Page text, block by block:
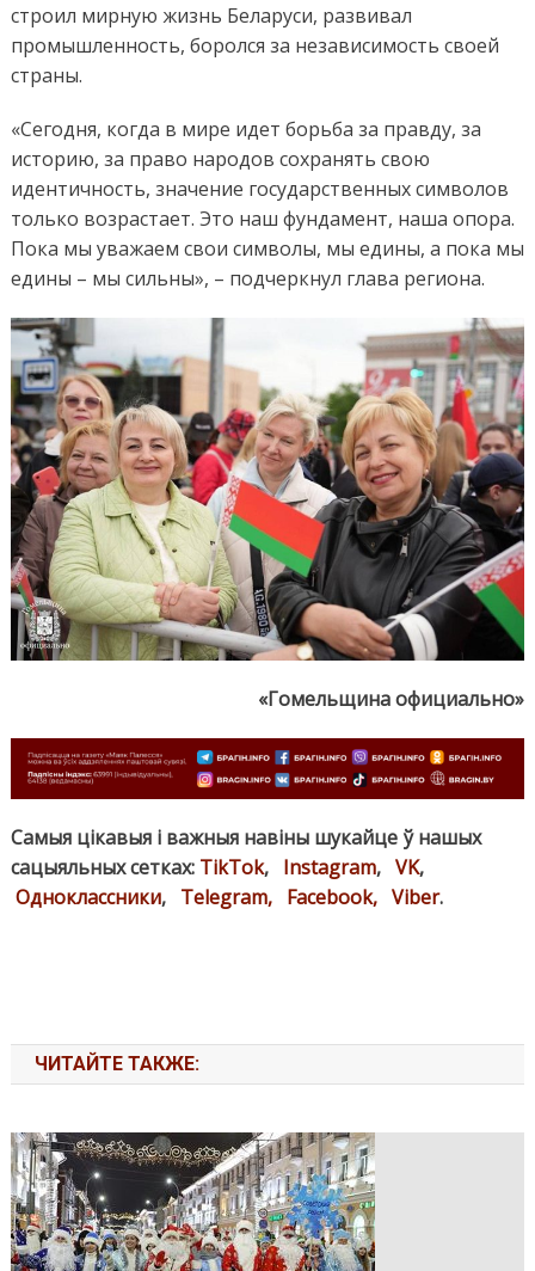
строил мирную жизнь Беларуси, развивал
промышленность, боролся за независимость своей
страны.
«Сегодня, когда в мире идет борьба за правду, за
историю, за право народов сохранять свою
идентичность, значение государственных символов
только возрастает. Это наш фундамент, наша опора.
Пока мы уважаем свои символы, мы едины, а пока мы
едины – мы сильны», – подчеркнул глава региона.
«Гомельщина официально»
Самыя цікавыя і важныя навіны шукайце ў нашых
сацыяльных сетках: TikTok, Instagram, VK,
Одноклассники, Telegram, Facebook, Viber.
ЧИТАЙТЕ ТАКЖЕ: